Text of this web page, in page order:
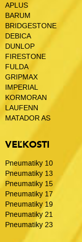
APLUS
BARUM
BRIDGESTONE
DEBICA
DUNLOP
FIRESTONE
FULDA
GRIPMAX
IMPERIAL
KORMORAN
LAUFENN
MATADOR AS
VEĽKOSTI
Pneumatiky 10
Pneumatiky 13
Pneumatiky 15
Pneumatiky 17
Pneumatiky 19
Pneumatiky 21
Pneumatiky 23